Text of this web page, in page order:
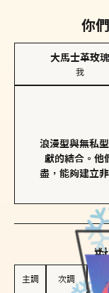
你
大馬士革玫瑰
我
浪漫型與無私
獻的結合。他
盡，能夠建立
主調 次調